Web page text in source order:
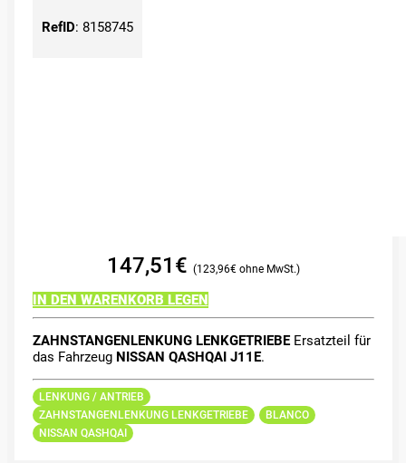
RefID: 8158745
147,51 € 123,96€
IN DEN WARENKORB LEGEN
ZAHNSTANGENLENKUNG LENKGETRIEBEErsatzteil für
das Fahrzeug NISSAN QASHQAI J11E.
LENKUNG / ANTRIEB
ZAHNSTANGENLENKUNG LENKGETRIEBE
BLANCO
NISSAN QASHQAI